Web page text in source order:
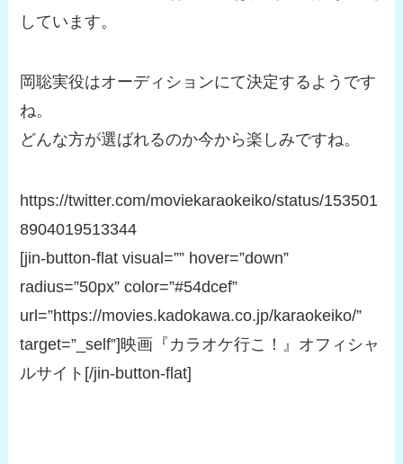
しています。
岡聡実役はオーディションにて決定するようです
ね。
どんな方が選ばれるのか今から楽しみですね。
https://twitter.com/moviekaraokeiko/status/153501
8904019513344
[jin-button-flat visual=”” hover=”down”
radius=”50px” color=”#54dcef”
url=”https://movies.kadokawa.co.jp/karaokeiko/”
target=”_self”]映画『カラオケ行こ！』オフィシャ
ルサイト[/jin-button-flat]